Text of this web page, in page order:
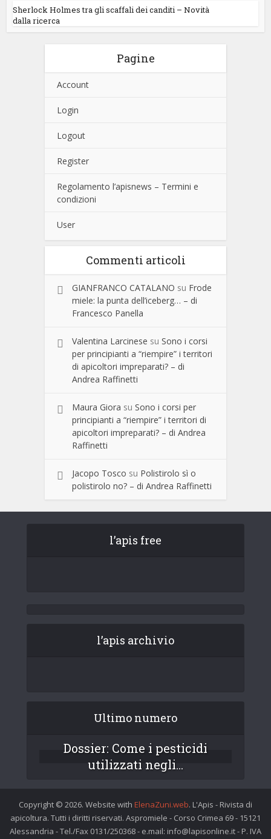
Sherlock Holmes tra gli scaffali dei canditi – Novità
dalla ricerca
Pagine
Account
Login
Logout
Register
Regolamento l’apisnews – Termini e
condizioni
User
Commenti articoli
GIANFRANCO CATALANO su Frode
miele: la punta dell’iceberg… – di
Francesco Panella
Valentina Larcinese su Sono i corsi
per principianti a “riempire” i territori
di apicoltori impreparati? – di
Andrea Raffinetti
Maura Giora su Sono i corsi per
principianti a “riempire” i territori di
apicoltori impreparati? – di Andrea
Raffinetti
Jacopo Tosco su Polistirolo sì o
polistirolo no? – di Andrea Raffinetti
l’apis free
l’apis archivio
Ultimo numero
Dossier: Come i pesticidi
utilizzati negli...
Copyright © 2026. Website with ElenaZuni.web. L'Apis - Rivista di
apicoltura. Tutti i diritti riservati. Aspromiele - Corso Crimea 69 - 15121
Alessandria - Tel./Fax 0131/250368 - e.mail: info@lapisonline.it - P. IVA